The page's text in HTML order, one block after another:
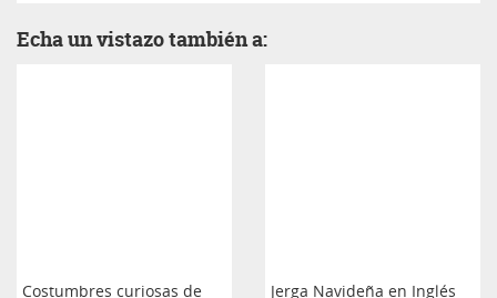
Echa un vistazo también a:
Costumbres curiosas de
Jerga Navideña en Inglés